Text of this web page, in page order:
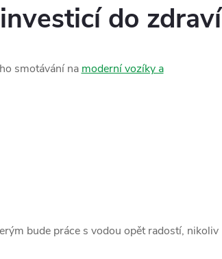
do zdraví
smotávání na moderní vozíky a
bude práce s vodou opět radostí, nikoliv